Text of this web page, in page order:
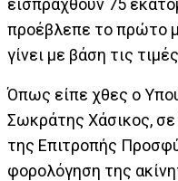
εισπραχθούν 75
προέβλεπε το πρώτο
γίνει με βάση τις
Όπως είπε χθες ο
Σωκράτης Χάσικος,
της Επιτροπής
φορολόγηση της